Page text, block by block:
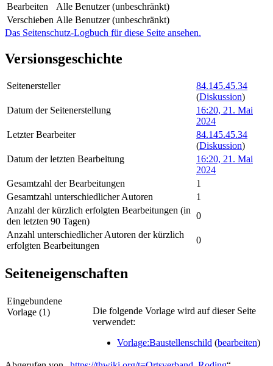
Bearbeiten
Alle Benutzer (unbeschränkt)
Verschieben Alle Benutzer (unbeschränkt)
Das Seitenschutz-Logbuch für diese Seite ansehen.
Versionsgeschichte
Seitenersteller
84.145.45.34
(Diskussion)
Datum der Seitenerstellung
16:20, 21. Mai
2024
Letzter Bearbeiter
84.145.45.34
(Diskussion)
Datum der letzten Bearbeitung
16:20, 21. Mai
2024
Gesamtzahl der Bearbeitungen
1
Gesamtzahl unterschiedlicher Autoren
1
Anzahl der kürzlich erfolgten Bearbeitungen (in
den letzten 90 Tagen)
0
Anzahl unterschiedlicher Autoren der kürzlich
erfolgten Bearbeitungen
0
Seiteneigenschaften
Eingebundene
Vorlage (1)
Die folgende Vorlage wird auf dieser Seite
verwendet:
Vorlage:Baustellenschild (bearbeiten)